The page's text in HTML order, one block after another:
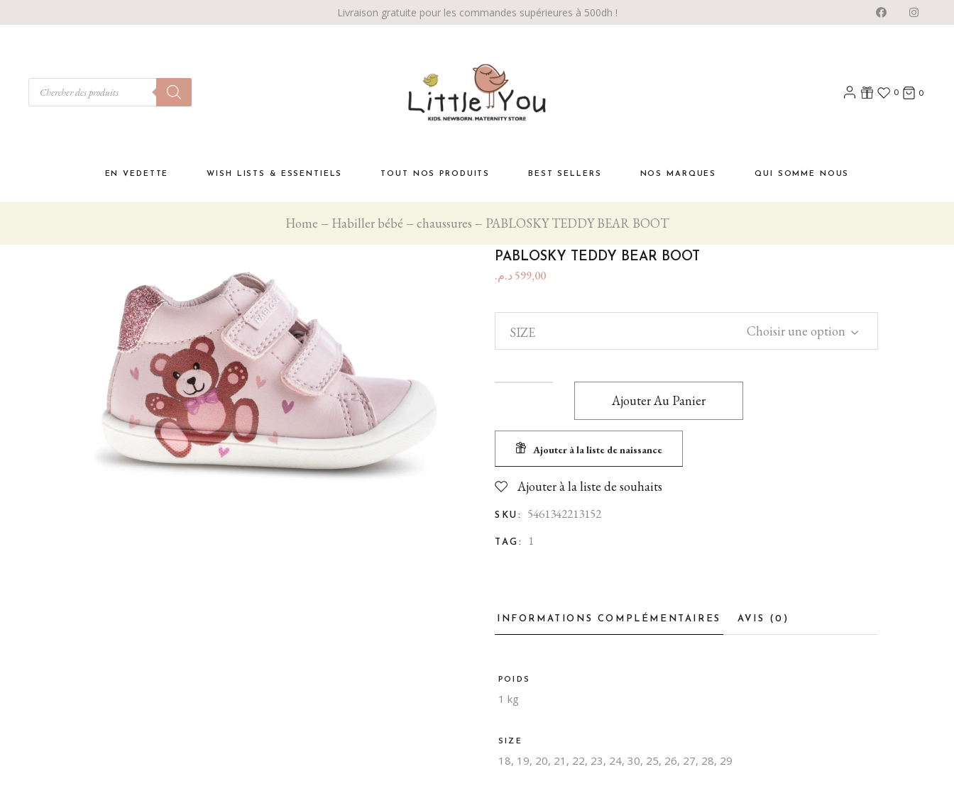
Livraison gratuite pour les commandes supérieures à 500dh !
0 0
EN VEDETTE WISH LISTS & ESSENTIELS
Liste de naissance
Coffrets cadeaux
Happy 1 Year List
TOUT NOS PRODUITS
Habiller bébé
Balade en poussette
Biberons et tétines
Diversification alimentaire
Sécurité
BEST SELLERS NOS MARQUES QUI SOMME NOUS
Home Habiller bébé chaussures PABLOSKY TEDDY BEAR BOOT
PABLOSKY TEDDY BEAR BOOT
599,00 د.م.
SIZE Choisir une option
Ajouter Au Panier
Ajouter à la liste de naissance
Ajouter à la liste de souhaits
SKU: 5461342213152
TAG: 1
INFORMATIONS COMPLÉMENTAIRES AVIS (0)
POIDS
1 kg
SIZE
18, 19, 20, 21, 22, 23, 24, 30, 25, 26, 27, 28, 29